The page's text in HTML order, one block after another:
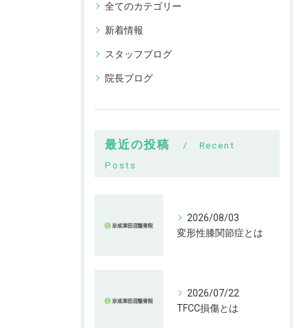
全てのカテゴリー
新着情報
スタッフブログ
院長ブログ
最近の投稿
Recent
Posts
2026/08/03
変形性膝関節症とは
2026/07/22
TFCC損傷とは